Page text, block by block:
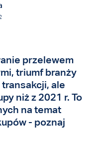
przelewem
triumf branży
ale
niż z 2021 r. To
na temat
- poznaj